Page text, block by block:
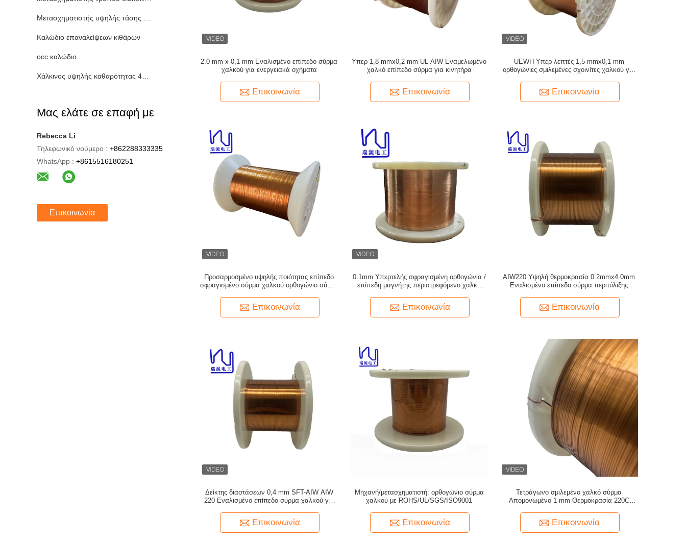
Μετασχηματιστής υψηλής τάσης υψηλής συχνότητας
Καλώδιο επαναλείψεων κιθάρων
occ καλώδιο
Χάλκινος υψηλής καθαρότητας 4N-7N
Μας ελάτε σε επαφή με
Rebecca Li
Τηλεφωνικό νούμερο : +862288333335
WhatsApp : +8615516180251
Επικοινωνία
2.0 mm x 0,1 mm Εναλισμένο επίπεδο σύρμα
χαλκού για ενεργειακά οχήματα
Επικοινωνία
Υπερ 1,8 mmx0,2 mm UL AIW Εναμελωμένο
χαλκό επίπεδο σύρμα για κινητήρα
Επικοινωνία
UEWH Υπερ λεπτές 1,5 mmx0,1 mm
ορθογώνιες σμιλεμένες σχοινίτες χαλκού για
Επικοινωνία
Προσαρμοσμένο υψηλής ποιότητας επίπεδο
σφραγισμένο σύρμα χαλκού ορθογώνιο σύρμα
Επικοινωνία
0.1mm Υπερτελής σφραγισμένη ορθογώνια /
επίπεδη μαγνήτης περιστρεφόμενο χαλκό
Επικοινωνία
AIW220 Υψηλή θερμοκρασία 0.2mmx4.0mm
Εναλισμένο επίπεδο σύρμα περιτύλιξης
Επικοινωνία
Δείκτης διαστάσεων 0,4 mm SFT-AIW AIW
220 Εναλισμένο επίπεδο σύρμα χαλκού για
Επικοινωνία
Μηχανή/μετασχηματιστή: ορθογώνιο σύρμα
χαλκού με ROHS/UL/SGS/ISO9001
Επικοινωνία
Τετράγωνο σμιλεμένο χαλκό σύρμα
Απομονωμένο 1 mm Θερμοκρασία 220C
Επικοινωνία